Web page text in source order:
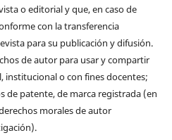
o editorial y que, en caso de
con la transferencia
para su publicación y difusión.
de autor para usar y compartir
institucional o con fines docentes;
de patente, de marca registrada (en
morales de autor